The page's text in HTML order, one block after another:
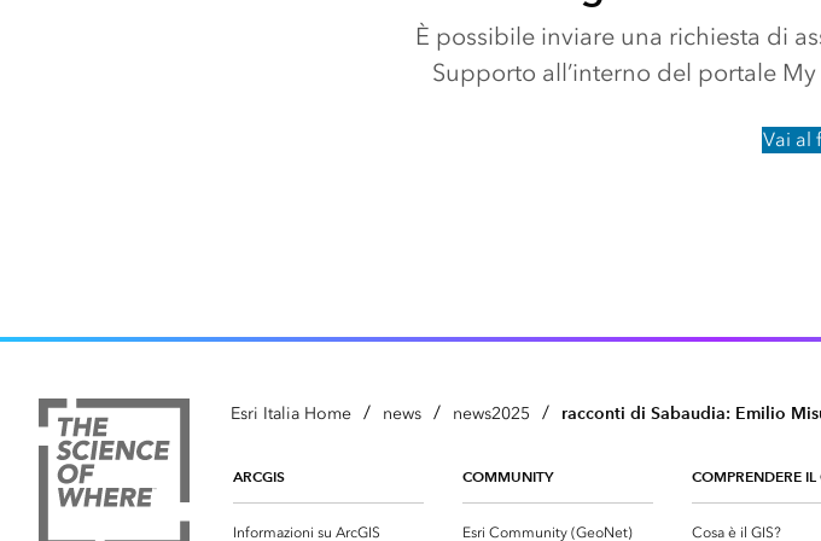
È possibile inviare una richiesta di
Supporto all’interno del portale
Vai al
Esri Italia Home / news / news2025 / racconti di Sabaudia: Emilio
ARCGIS
Informazioni su ArcGIS
COMMUNITY
Esri Community (GeoNet)
COMPRENDERE IL
Cosa è il GIS?